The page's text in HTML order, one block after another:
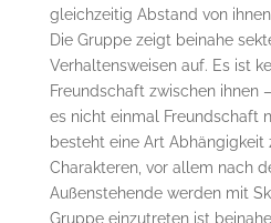
gleichzeitig Abstand von
Die Gruppe zeigt beinahe
Verhaltensweisen auf. Es ist
Freundschaft zwischen ihnen
es nicht einmal Freundschaft
besteht eine Art Abhängigkeit
Charakteren, vor allem nach
Außenstehende werden mit
Gruppe einzutreten ist